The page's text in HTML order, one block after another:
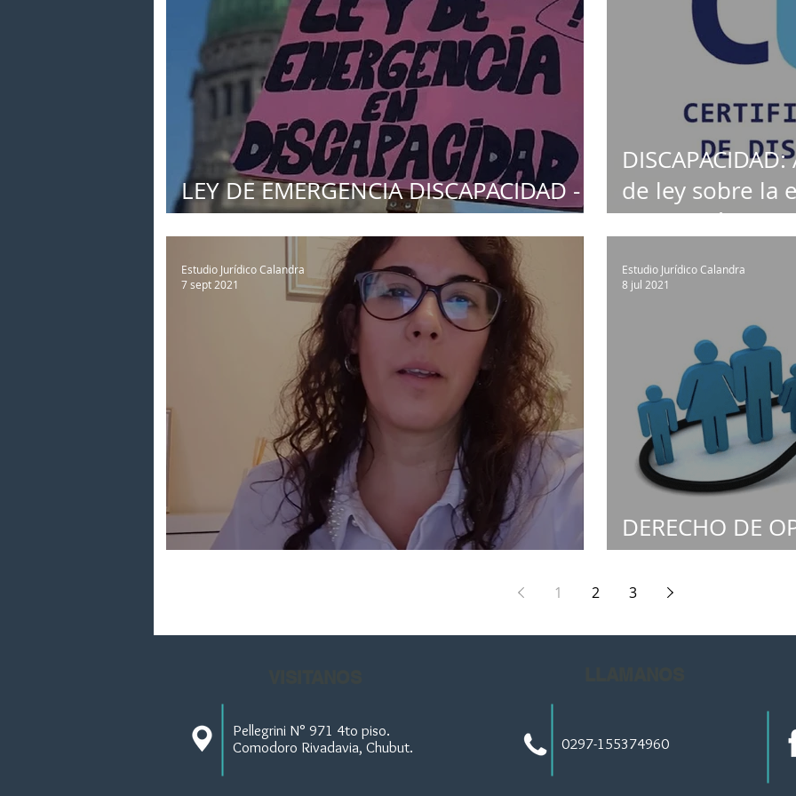
LEY DE EMERGENCIA DISCAPACIDAD -
Ley 27.793
de ley sobre la
renovación del
LEY ONCOPEDIATRICA CHUBUT
Estudio Jurídico Calandra
7 sept 2021
DERECHO DE
LAS OBRAS
Estudio Jurídico Calandra
8 jul 2021
1 2 3
Pellegrini N° 971 4to piso.
Comodoro Rivadavia, Chubut.
0297-155374960